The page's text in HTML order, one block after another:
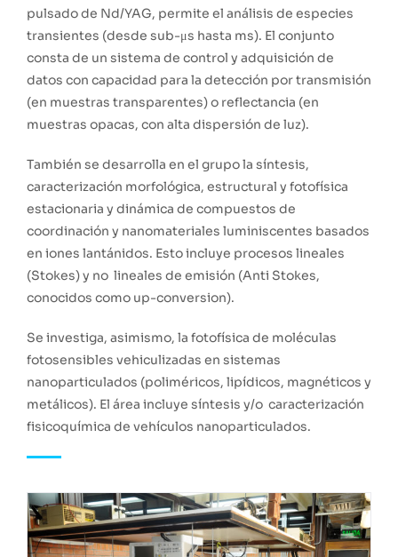
pulsado de Nd/YAG, permite el análisis de especies
transientes (desde sub-μs hasta ms). El conjunto
consta de un sistema de control y adquisición de
datos con capacidad para la detección por transmisión
(en muestras transparentes) o reflectancia (en
muestras opacas, con alta dispersión de luz).
También se desarrolla en el grupo la síntesis,
caracterización morfológica, estructural y fotofísica
estacionaria y dinámica de compuestos de
coordinación y nanomateriales luminiscentes basados
en iones lantánidos. Esto incluye procesos lineales
(Stokes) y no lineales de emisión (Anti Stokes,
conocidos como up-conversion).
Se investiga, asimismo, la fotofísica de moléculas
fotosensibles vehiculizadas en sistemas
nanoparticulados (poliméricos, lipídicos, magnéticos y
metálicos). El área incluye síntesis y/o caracterización
fisicoquímica de vehículos nanoparticulados.